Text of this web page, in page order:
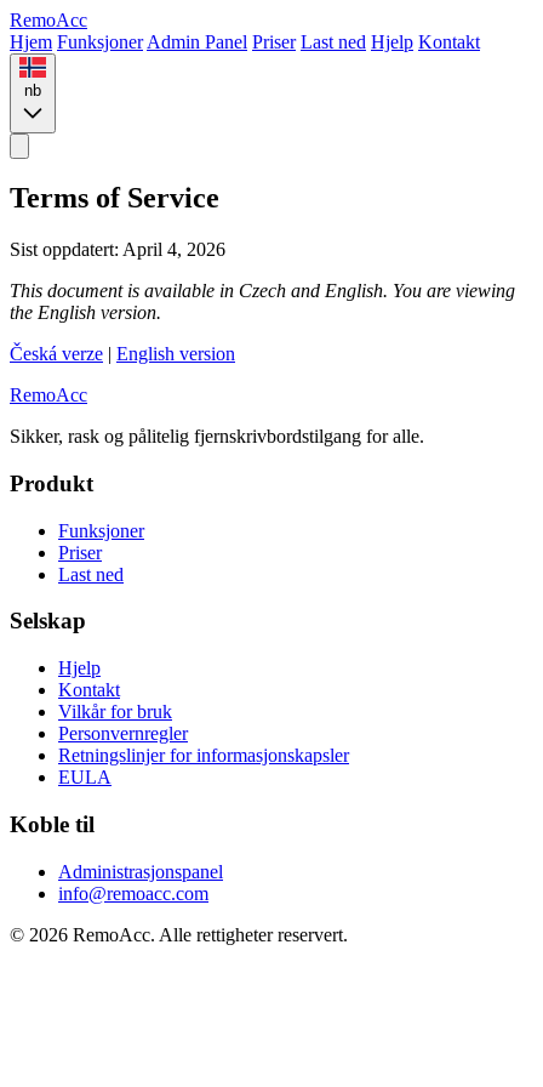
RemoAcc
Hjem Funksjoner Admin Panel Priser Last ned Hjelp Kontakt
nb
Terms of Service
Sist oppdatert: April 4, 2026
This document is available in Czech and English. You are viewing
the English version.
Česká verze | English version
RemoAcc
Sikker, rask og pålitelig fjernskrivbordstilgang for alle.
Produkt
Funksjoner
Priser
Last ned
Selskap
Hjelp
Kontakt
Vilkår for bruk
Personvernregler
Retningslinjer for informasjonskapsler
EULA
Koble til
Administrasjonspanel
info@remoacc.com
© 2026 RemoAcc. Alle rettigheter reservert.